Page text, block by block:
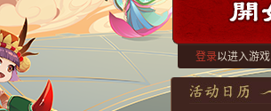
登录以进入游戏